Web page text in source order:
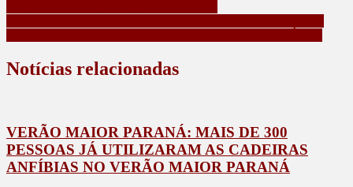
Notícias relacionadas
VERÃO MAIOR PARANÁ: MAIS DE 300
PESSOAS JÁ UTILIZARAM AS CADEIRAS
ANFÍBIAS NO VERÃO MAIOR PARANÁ